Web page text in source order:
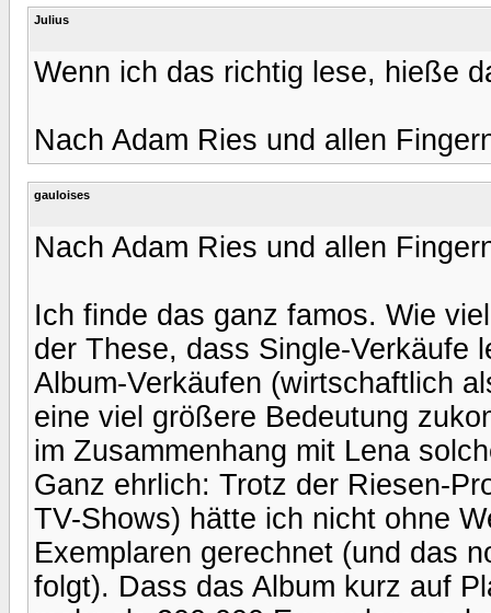
Julius
Wenn ich das richtig lese, hieße
Nach Adam Ries und allen
gauloises
Nach Adam Ries und allen
Ich finde das ganz famos. Wie
der These, dass Single-Verkäufe
Album-Verkäufen (wirtschaftlich
eine viel größere Bedeutung
im Zusammenhang mit Lena
Ganz ehrlich: Trotz der Riesen-
TV-Shows) hätte ich nicht ohne
Exemplaren gerechnet (und das
folgt). Dass das Album kurz auf